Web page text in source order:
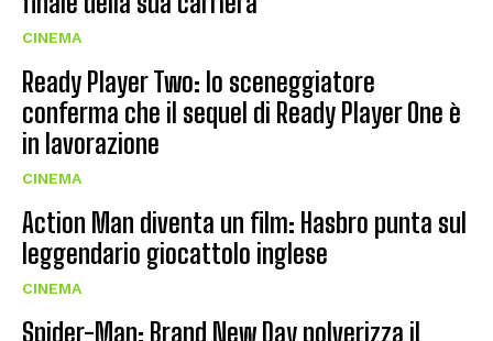
CINEMA
Ready Player Two: lo sceneggiatore
conferma che il sequel di Ready Player One è
in lavorazione
CINEMA
Action Man diventa un film: Hasbro punta sul
leggendario giocattolo inglese
CINEMA
Spider-Man: Brand New Day polverizza il